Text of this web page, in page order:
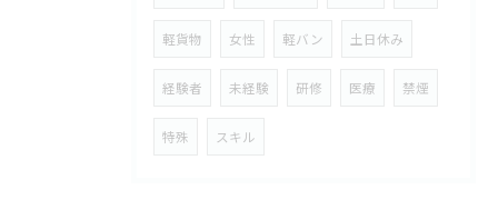
軽貨物 女性 軽バン 土日休み
経験者 未経験 研修 医療 禁煙
特殊 スキル